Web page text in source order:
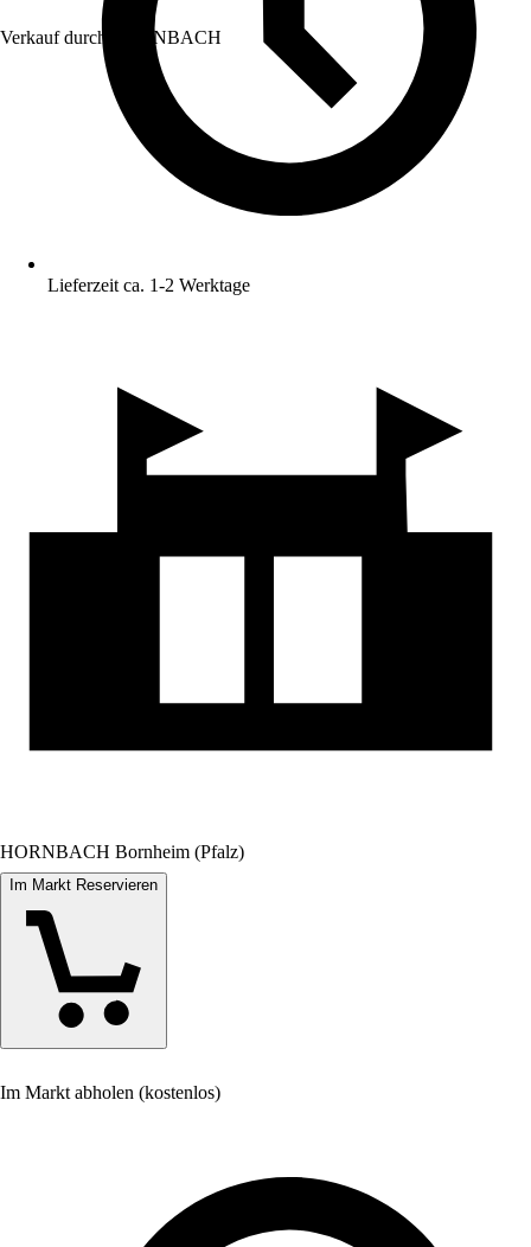
Verkauf durch: HORNBACH
Lieferzeit ca. 1-2 Werktage
HORNBACH Bornheim (Pfalz)
Im Markt Reservieren
Im Markt abholen (kostenlos)